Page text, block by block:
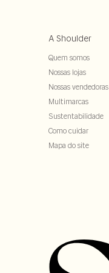
A Shoulder
Quem somos
Nossas lojas
Nossas vendedoras
Multimarcas
Sustentabilidade
Como cuidar
Mapa do site